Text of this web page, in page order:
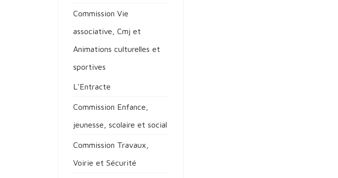
Commission Vie
associative, Cmj et
Animations culturelles et
sportives
L'Entracte
Commission Enfance,
jeunesse, scolaire et social
Commission Travaux,
Voirie et Sécurité